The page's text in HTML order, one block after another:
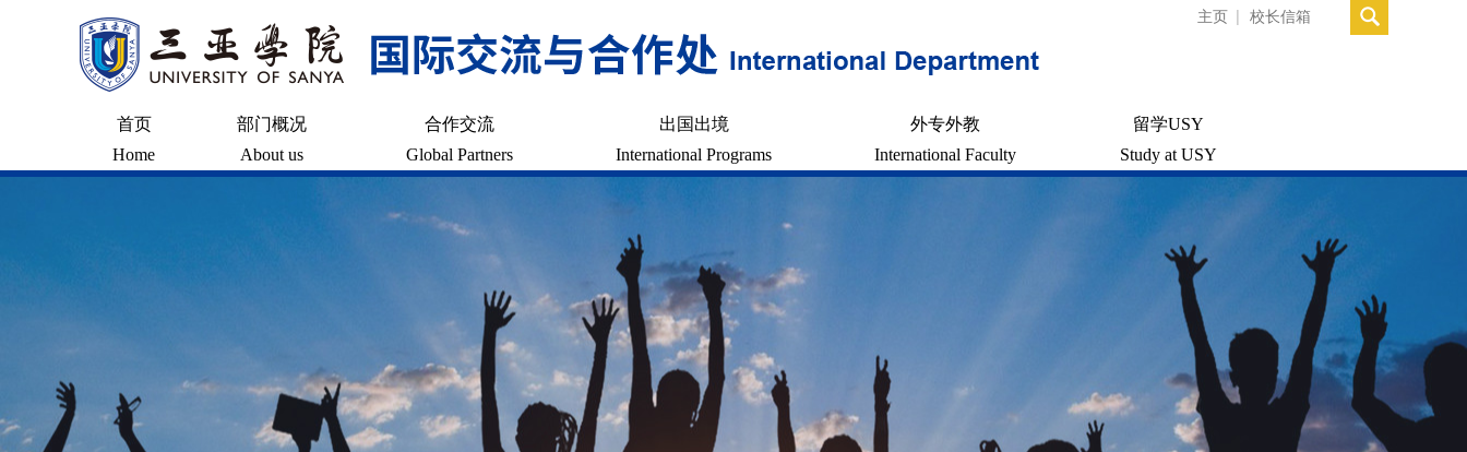
主页 校长信箱
首页
Home
部门概况
About us
合作交流
Global Partners
出国出境
International Programs
外专外教
International Faculty
留学USY
Study at USY